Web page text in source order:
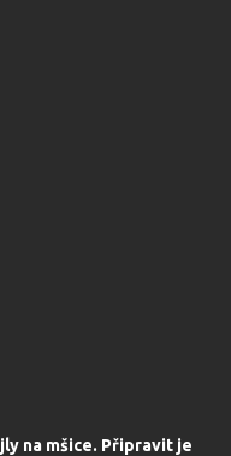
na mšice. Připravit je